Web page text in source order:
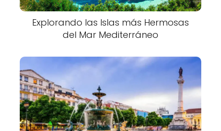
Explorando las Islas más Hermosas
del Mar Mediterráneo